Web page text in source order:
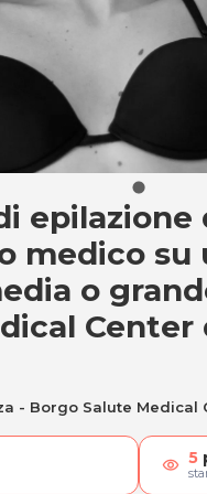
medico su
o
Center
- Borgo Salute Medical
visibility 5